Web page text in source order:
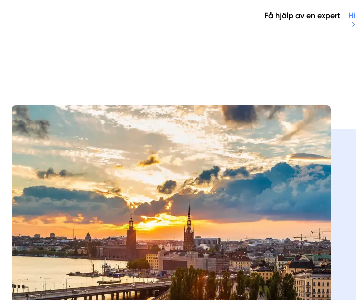
Få hjälp av en expert